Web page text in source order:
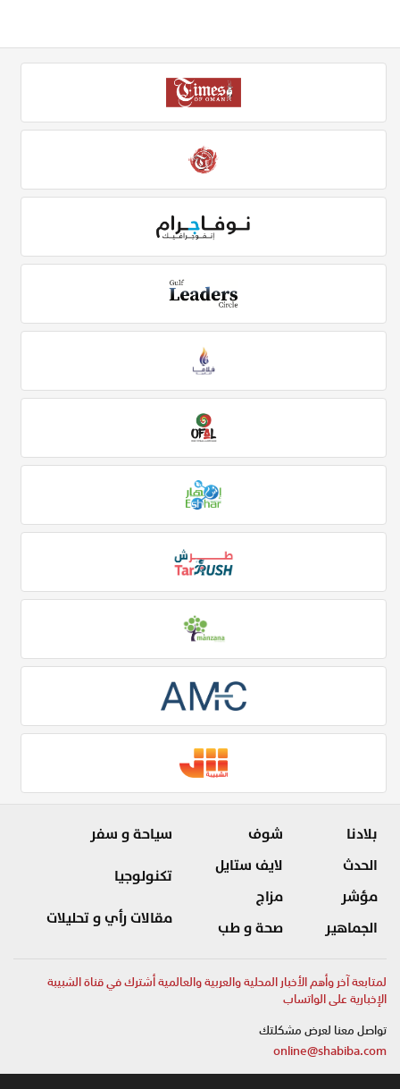
بلادنا
الحدث
مؤشر
الجماهير
شوف
لايف ستايل
مزاج
صحة و طب
سياحة و سفر
تكنولوجيا
مقالات رأي و تحليلات
لمتابعة آخر وأهم الأخبار المحلية والعربية والعالمية أشترك في قناة الشبيبة
الإخبارية على الواتساب
تواصل معنا لعرض مشكلتك
online@shabiba.com